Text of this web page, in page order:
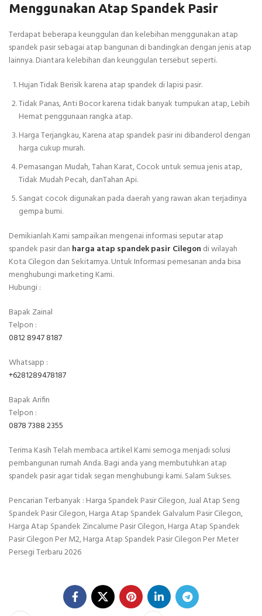
Menggunakan Atap Spandek Pasir
Terdapat beberapa keunggulan dan kelebihan menggunakan atap
spandek pasir sebagai atap bangunan di bandingkan dengan jenis atap
lainnya. Diantara kelebihan dan keunggulan tersebut seperti.
Hujan Tidak Berisik karena atap spandek di lapisi pasir.
Tidak Panas, Anti Bocor karena tidak banyak tumpukan atap, Lebih
Hemat penggunaan rangka atap.
Harga Terjangkau, Karena atap spandek pasir ini dibanderol dengan
harga cukup murah.
Pemasangan Mudah, Tahan Karat, Cocok untuk semua jenis atap,
Tidak Mudah Pecah, danTahan Api.
Sangat cocok digunakan pada daerah yang rawan akan terjadinya
gempa bumi.
Demikianlah Kami sampaikan mengenai informasi seputar atap
spandek pasir dan harga atap spandek pasir Cilegon di wilayah
Kota Cilegon dan Sekitarnya. Untuk Informasi pemesanan anda bisa
menghubungi marketing Kami.
Hubungi :
Bapak Zainal
Telpon :
0812 8947 8187
Whatsapp :
+6281289478187
Bapak Arifin
Telpon :
0878 7388 2355
Terima Kasih Telah membaca artikel Kami semoga menjadi solusi
pembangunan rumah Anda. Bagi anda yang membutuhkan atap
spandek pasir agar tidak segan menghubungi kami. Salam Sukses.
Pencarian Terbanyak : Harga Spandek Pasir Cilegon, Jual Atap Seng
Spandek Pasir Cilegon, Harga Atap Spandek Galvalum Pasir Cilegon,
Harga Atap Spandek Zincalume Pasir Cilegon, Harga Atap Spandek
Pasir Cilegon Per M2, Harga Atap Spandek Pasir Cilegon Per Meter
Persegi Terbaru 2026